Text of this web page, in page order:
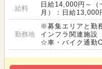
給料
日給14,000円～
月）：日給
勤務地
※募集エリアと勤
インフラ関連施設
☆車・バイク通勤